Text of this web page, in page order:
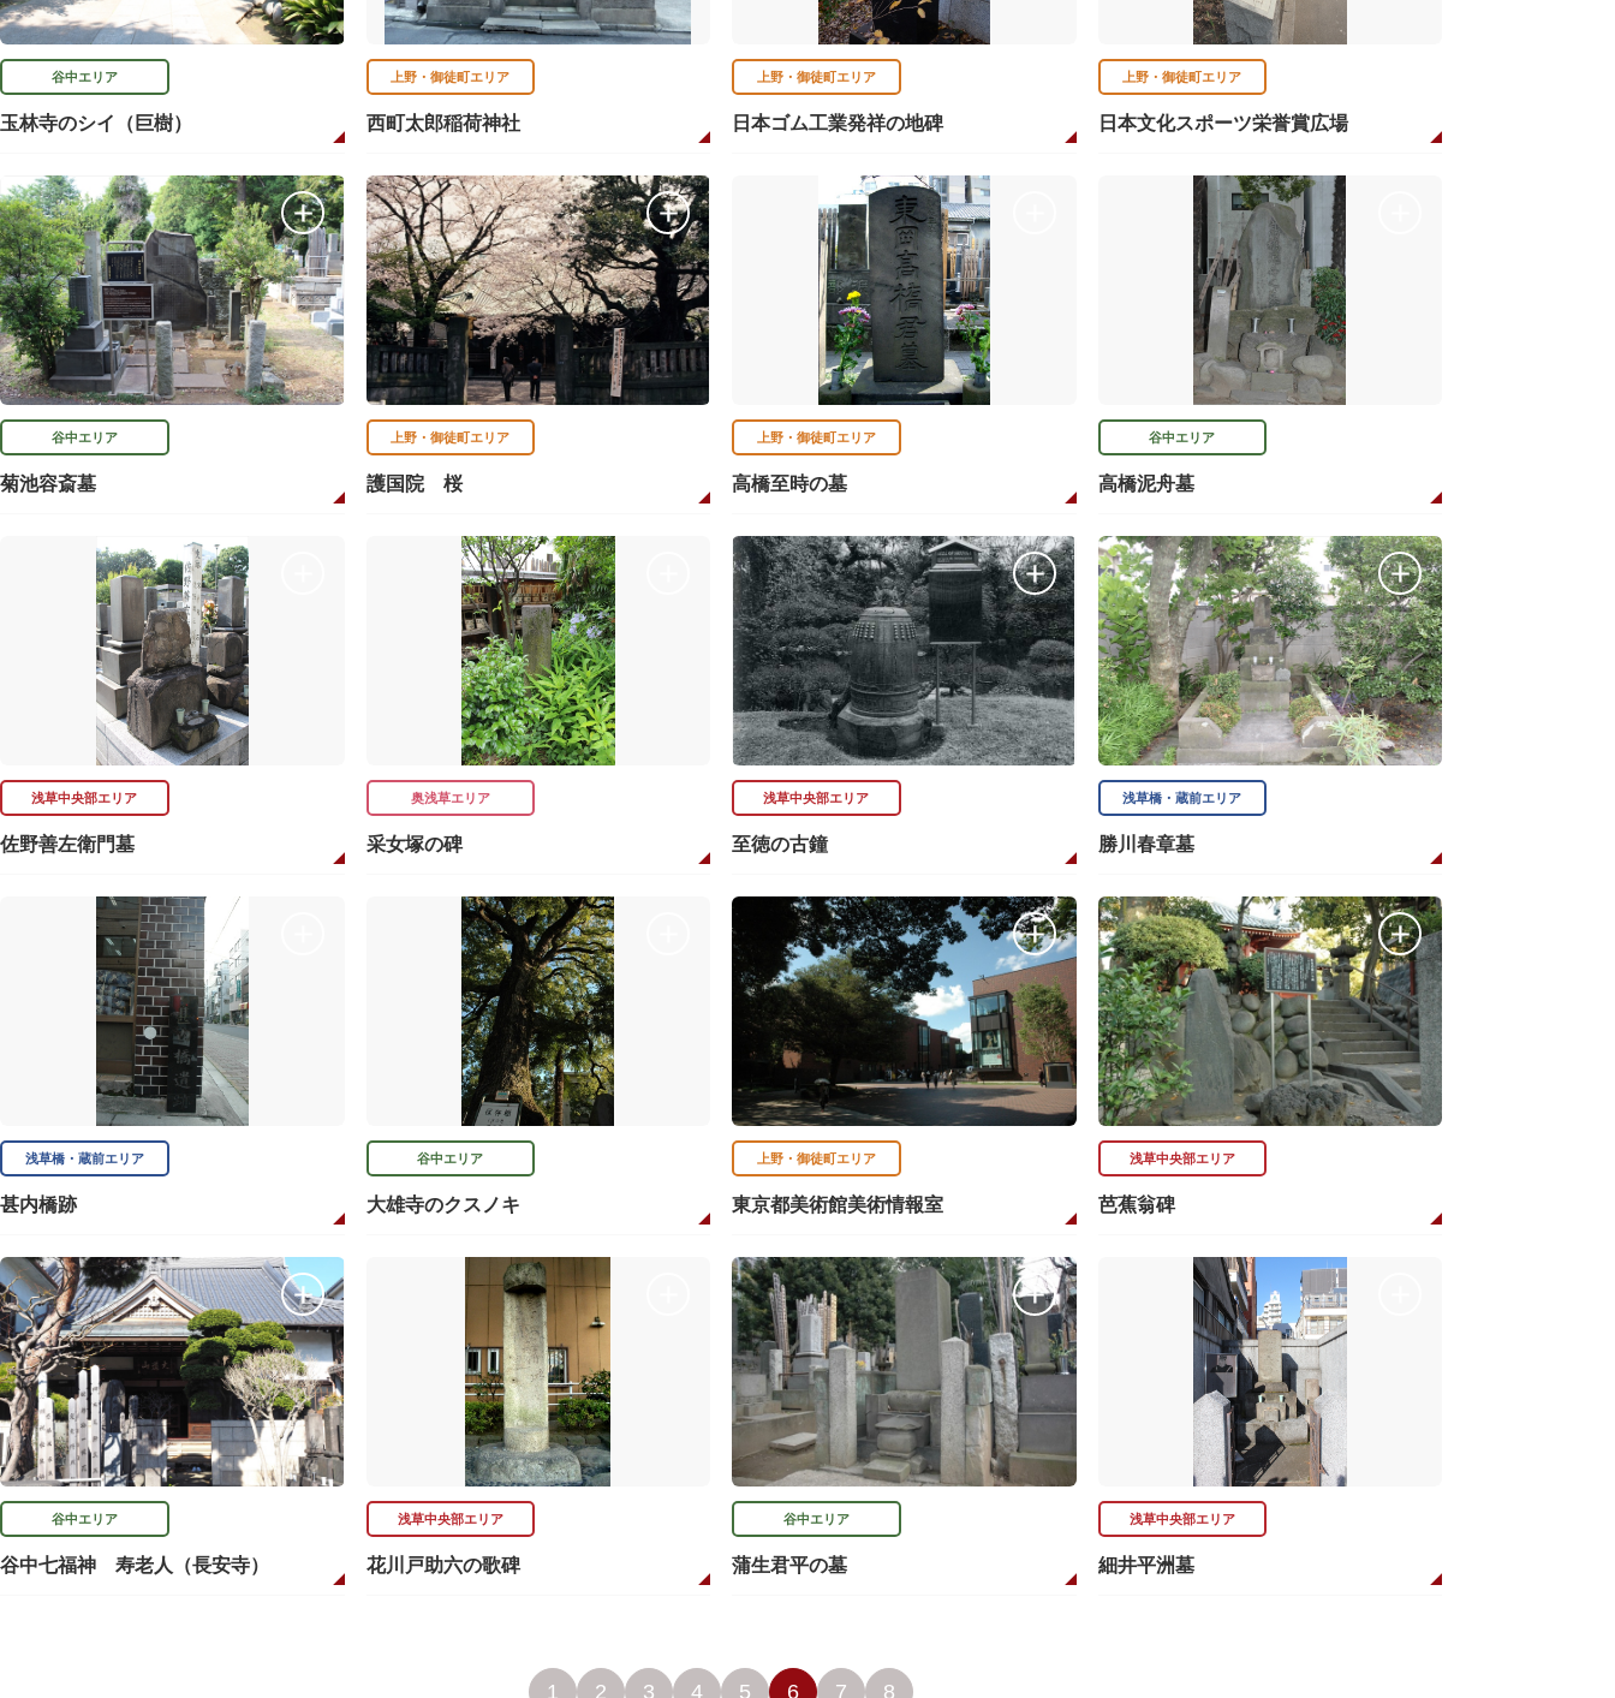
谷中エリア
玉林寺のシイ（巨樹）
上野・御徒町エリア
西町太郎稲荷神社
上野・御徒町エリア
日本ゴム工業発祥の地碑
上野・御徒町エリア
日本文化スポーツ栄誉賞広場
谷中エリア
菊池容斎墓
上野・御徒町エリア
護国院 桜
上野・御徒町エリア
高橋至時の墓
谷中エリア
高橋泥舟墓
浅草中央部エリア
佐野善左衛門墓
奥浅草エリア
采女塚の碑
浅草中央部エリア
至徳の古鐘
浅草橋・蔵前エリア
勝川春章墓
浅草橋・蔵前エリア
甚内橋跡
谷中エリア
大雄寺のクスノキ
上野・御徒町エリア
東京都美術館美術情報室
浅草中央部エリア
芭蕉翁碑
谷中エリア
谷中七福神 寿老人（長安寺）
浅草中央部エリア
花川戸助六の歌碑
谷中エリア
蒲生君平の墓
浅草中央部エリア
細井平洲墓
1 2 3 4 5 6 7 8